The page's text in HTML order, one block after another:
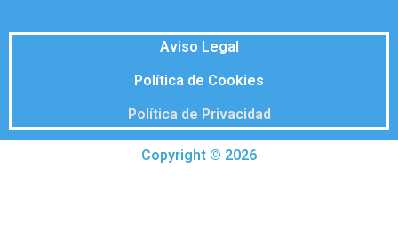
Aviso Legal
Política de Cookies
Política de Privacidad
Copyright © 2026